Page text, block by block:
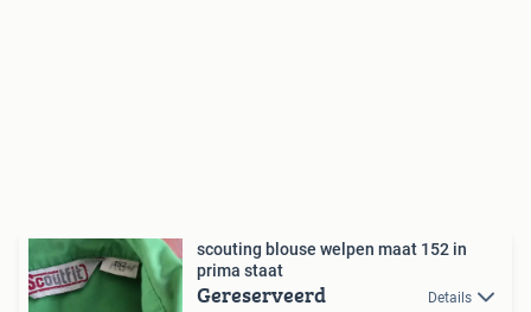
scouting blouse welpen maat 152 in
prima staat
Gereserveerd Details